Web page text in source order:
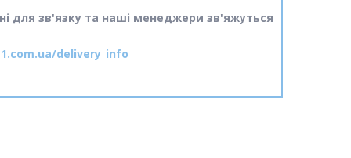
для зв'язку та наші менеджери зв'яжуться
delivery_info